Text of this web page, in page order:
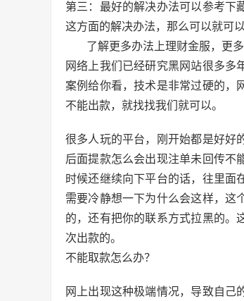
第三：最好的解决办法可以参考下
这方面的解决办法，那么可以就可
了解更多办法上理财金服，更多
网络上我们已经研究黑网站很多多
案例给你看，技术是非常过硬的，
不能出款，就找找我们就可以。
很多人玩的平台，刚开始都是好好
后面提款怎么会出现注单未回传不
时候还继续向下平台的话，往里面
需要冷静想一下为什么会这样，这
的，还有把你的联系方式拉黑的。
次出款的。
不能取款怎么办？
网上出现这种极端情况，导致自己